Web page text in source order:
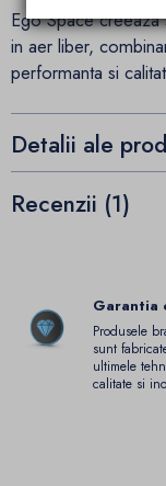
Ego Space
in aer liber,
performanta si
Detalii ale
Recenzii (1)
Garantia
Produsele
sunt
ultimele
calitate si